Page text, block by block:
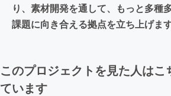
り、素材開発を通して、もっと多種
課題に向き合える拠点を立ち上げます
このプロジェクトを見た人はこ
ています